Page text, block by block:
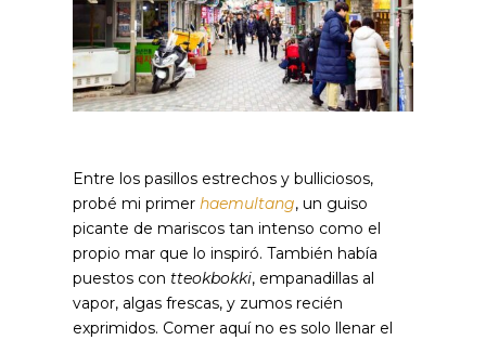
Entre los pasillos estrechos y bulliciosos,
probé mi primerhaemultang, un guiso
picante de mariscos tan intenso como el
propio mar que lo inspiró. También había
puestos contteokbokki, empanadillas al
vapor, algas frescas, y zumos recién
exprimidos. Comer aquí no es solo llenar el